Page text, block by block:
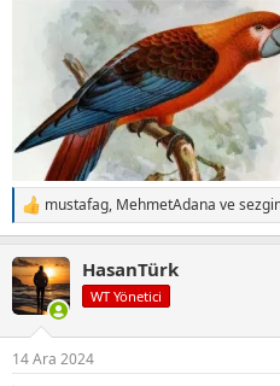
T
e
k
i
l
:
mustafag, MehmetAdana ve
HasanTürk
WT Yönetici
14 Ara 2024